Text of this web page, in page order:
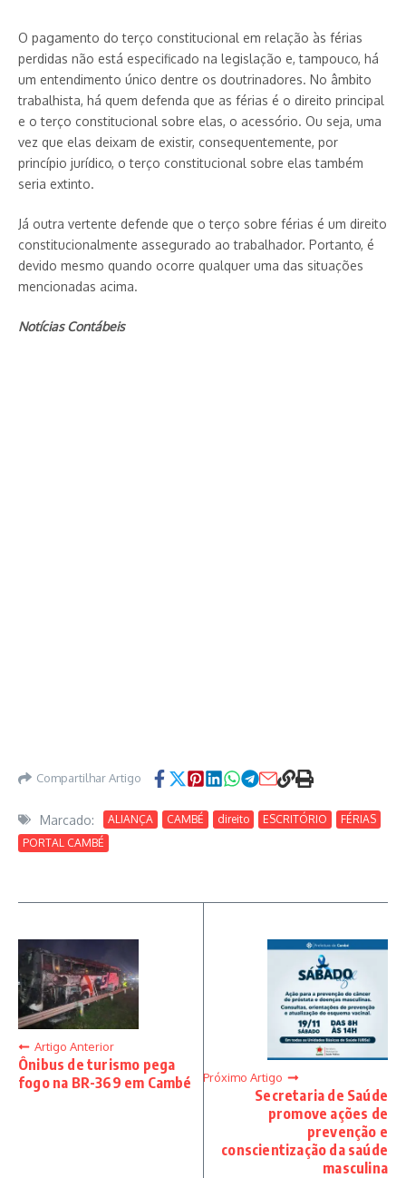
O pagamento do terço constitucional em relação às férias
perdidas não está especificado na legislação e, tampouco, há
um entendimento único dentre os doutrinadores. No âmbito
trabalhista, há quem defenda que as férias é o direito principal
e o terço constitucional sobre elas, o acessório. Ou seja, uma
vez que elas deixam de existir, consequentemente, por
princípio jurídico, o terço constitucional sobre elas também
seria extinto.
Já outra vertente defende que o terço sobre férias é um direito
constitucionalmente assegurado ao trabalhador. Portanto, é
devido mesmo quando ocorre qualquer uma das situações
mencionadas acima.
Notícias Contábeis
Compartilhar Artigo
Marcado: ALIANÇA CAMBÉ direito ESCRITÓRIO
FÉRIAS
PORTAL CAMBÉ
Artigo Anterior
Ônibus de turismo pega
fogo na BR-369 em Cambé
Próximo Artigo
Secretaria de Saúde
promove ações de
prevenção e
conscientização da saúde
masculina